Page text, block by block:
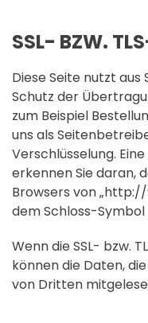
SSL- BZW.
Diese Seite nutzt
Schutz der
zum Beispiel
uns als
Verschlüsselung.
erkennen Sie daran,
Browsers von
dem Schloss-
Wenn die SSL- bzw.
können die Daten,
von Dritten